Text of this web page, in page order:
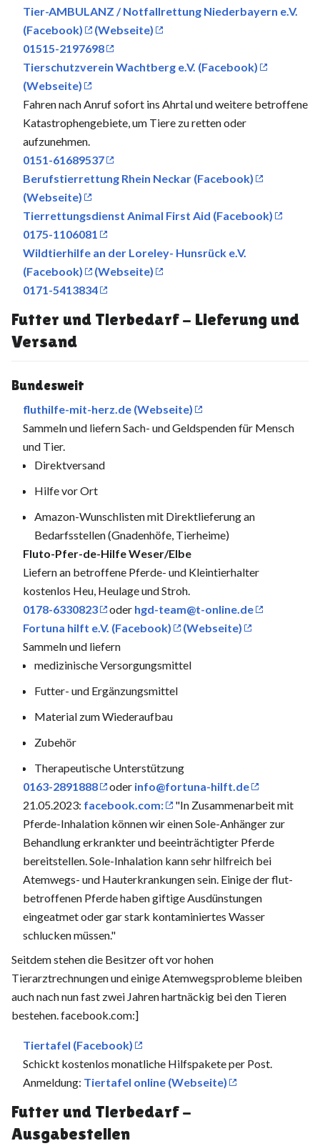
Tier-AMBULANZ / Notfallrettung Niederbayern e.V.
(Facebook)
(Webseite)
01515-2197698
Tierschutzverein Wachtberg e.V. (Facebook)
(Webseite)
Fahren nach Anruf sofort ins Ahrtal und weitere betroffene
Katastrophengebiete, um Tiere zu retten oder
aufzunehmen.
0151-61689537
Berufstierrettung Rhein Neckar (Facebook)
(Webseite)
Tierrettungsdienst Animal First Aid (Facebook)
0175-1106081
Wildtierhilfe an der Loreley- Hunsrück e.V.
(Facebook)
(Webseite)
0171-5413834
Futter und Tierbedarf - Lieferung und
Versand
Bundesweit
fluthilfe-mit-herz.de (Webseite)
Sammeln und liefern Sach- und Geldspenden für Mensch
und Tier.
Direktversand
Hilfe vor Ort
Amazon-Wunschlisten mit Direktlieferung an
Bedarfsstellen (Gnadenhöfe, Tierheime)
Fluto-Pfer-de-Hilfe Weser/Elbe
Liefern an betroffene Pferde- und Kleintierhalter
kostenlos Heu, Heulage und Stroh.
0178-6330823
oder hgd-team@t-online.de
Fortuna hilft e.V. (Facebook)
(Webseite)
Sammeln und liefern
medizinische Versorgungsmittel
Futter- und Ergänzungsmittel
Material zum Wiederaufbau
Zubehör
Therapeutische Unterstützung
0163-2891888
oder info@fortuna-hilft.de
21.05.2023: facebook.com:
"In Zusammenarbeit mit
Pferde-Inhalation können wir einen Sole-Anhänger zur
Behandlung erkrankter und beeinträchtigter Pferde
bereitstellen. Sole-Inhalation kann sehr hilfreich bei
Atemwegs- und Hauterkrankungen sein. Einige der flut-
betroffenen Pferde haben giftige Ausdünstungen
eingeatmet oder gar stark kontaminiertes Wasser
schlucken müssen."
Seitdem stehen die Besitzer oft vor hohen
Tierarztrechnungen und einige Atemwegsprobleme bleiben
auch nach nun fast zwei Jahren hartnäckig bei den Tieren
bestehen. facebook.com:]
Tiertafel (Facebook)
Schickt kostenlos monatliche Hilfspakete per Post.
Anmeldung: Tiertafel online (Webseite)
Futter und Tierbedarf -
Ausgabestellen